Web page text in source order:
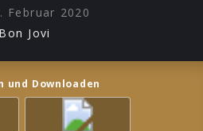
Februar 2020
Bon Jovi
und Downloaden